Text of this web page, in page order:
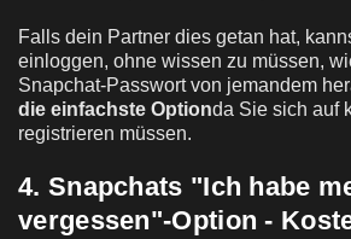
Falls dein Partner dies getan hat,
einloggen, ohne wissen zu müssen,
Snapchat-Passwort von jemandem
die einfachste Optionda Sie sich auf
registrieren müssen.
4. Snapchats "Ich habe
vergessen"-Option -